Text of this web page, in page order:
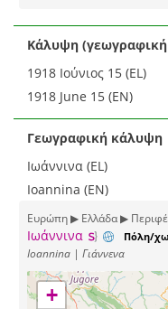
Κάλυψη (γεωγραφική
1918 Ιούνιος 15 (EL)
1918 June 15 (EN)
Γεωγραφική κάλυψη
Ιωάννινα (EL)
Ioannina (EN)
Ευρώπη ▶ Ελλάδα ▶
Ιωάννινα Πόλη/
Ioannina | Γιάννενα
+